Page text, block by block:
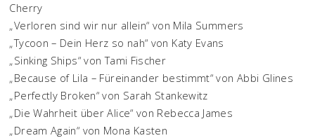
Cherry
„Verloren sind wir nur allein“ von Mila Summers
„Tycoon – Dein Herz so nah“ von Katy Evans
„Sinking Ships“ von Tami Fischer
„Because of Lila – Füreinander bestimmt“ von Abbi Glines
„Perfectly Broken“ von Sarah Stankewitz
„Die Wahrheit über Alice“ von Rebecca James
„Dream Again“ von Mona Kasten